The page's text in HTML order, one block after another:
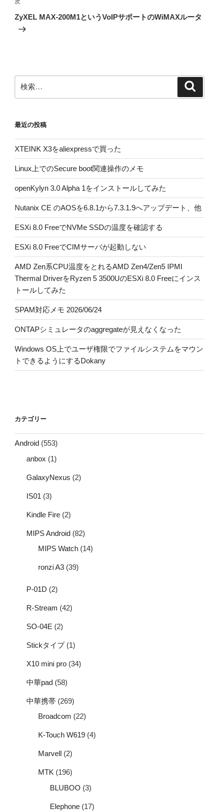
ゲ
ー
次
の
次
ZyXEL MAX-200M1というVoIPサポートのWiMAXルータ
索:
最近の投稿
XTEINK X3をaliexpressで買った
Linux上でのSecure boot関連操作のメモ
openKylyn 3.0 Alpha 1をインストールしてみた
Nutanix CE のAOSを6.8.1から7.3.1.9へアップデート、他
ESXi 8.0 FreeでNVMe SSDの温度を確認する
ESXi 8.0 FreeでCIMサーバが起動しない
AMD Zen系CPU温度をとれるAMD Zen4/Zen5 IPMI
Thermal DriverをRyzen 5 3500UのESXi 8.0 Freeにインス
トールしてみた
SPAM対応メモ 2026/06/24
ONTAPシミュレータのaggregateが見えなくなった
Windows OS上でユーザ権限でファイルシステムをマウン
トできるようにするDokany
カテゴリー
Android (553)
anbox (1)
GalaxyNexus (2)
IS01 (3)
Kindle Fire (2)
MIPS Android (82)
MIPS Watch (14)
ronzi A3 (39)
P-01D (2)
R-Stream (42)
SO-04E (2)
Stickタイプ(1)
X10 mini pro (34)
中華pad (58)
中華携帯 (269)
Broadcom (22)
K-Touch W619 (4)
Marvell (2)
MTK (196)
BLUBOO (3)
Elephone (17)